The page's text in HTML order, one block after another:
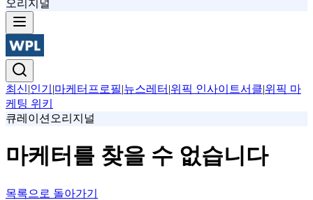
오리지널
최신|인기 |마케터프로필|뉴스레터 |위픽 인사이트서클|위픽 마
케팅 위키
큐레이션 오리지널
마케터를 찾을 수 없습니다
목록으로 돌아가기